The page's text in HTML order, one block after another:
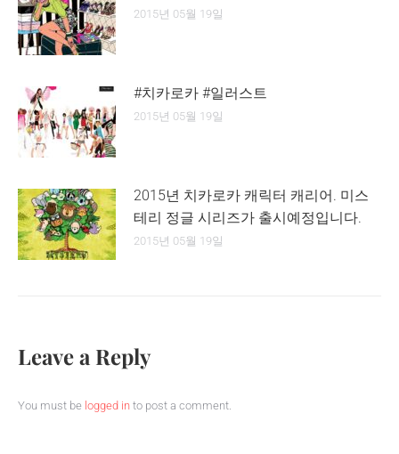
2015년 05월 19일
#치카로카 #일러스트
2015년 05월 19일
2015년 치카로카 캐릭터 캐리어. 미스
테리 정글 시리즈가 출시예정입니다.
2015년 05월 19일
Leave a Reply
You must be logged in to post a comment.